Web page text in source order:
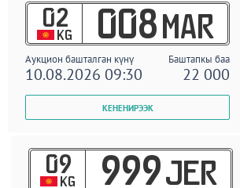
02
KG 008 MAR
Аукцион башталган күнү Баштапкы баа
10.08.2026 09:30 22 000
09
KG 999 JER